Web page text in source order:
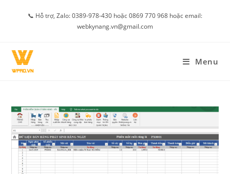
📞 Hỗ trợ, Zalo: 0389-978-430 hoặc 0869 770 968 hoặc email:
webkynang.vn@gmail.com
Menu